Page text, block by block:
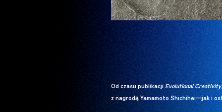
Od czasu publikacji Evolutional Creativity
z nagrodą Yamamoto Shichihei—jak i